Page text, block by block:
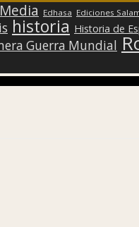
Edhasa Ediciones
historia Historia de
Guerra Mundial